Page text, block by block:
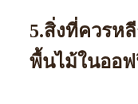
5.สิ่งที่ควรห
พื้นไม้ในออฟ